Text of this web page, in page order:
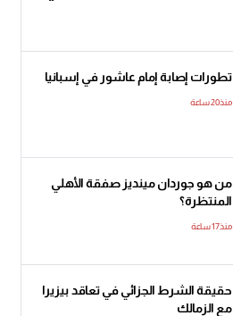
تطورات إصابة إمام عاشور في إسبانيا
منذ20 ساعة
من هو جوردان مينديز صفقة الأهلي
المنتظرة؟
منذ17 ساعة
حقيقة الشرط الجزائي في تعاقد بيزيرا
مع الزمالك